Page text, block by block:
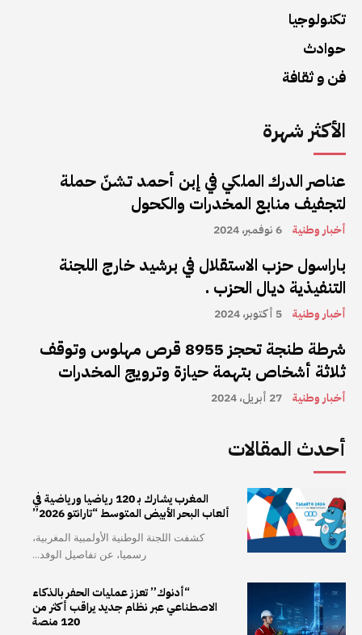
تكنولوجيا
حوادث
فن و ثقافة
الأكثر شهرة
عناصر الدرك الملكي في إبن أحمد تشنّ حملة
لتجفيف منابع المخدرات والكحول
أخبار وطنية 6 نوفمبر، 2024
باراسول حزب الاستقلال في برشيد خارج اللجنة
التنفيذية ديال الحزب .
أخبار وطنية 5 أكتوبر، 2024
شرطة طنجة تحجز 8955 قرص مهلوس وتوقف
ثلاثة أشخاص بتهمة حيازة وترويج المخدرات
أخبار وطنية 27 أبريل، 2024
أحدث المقالات
المغرب يشارك بـ 120 رياضيا ورياضية في
ألعاب البحر الأبيض المتوسط “تارانتو 2026”
كشفت اللجنة الوطنية الأولمبية المغربية،
رسميا، عن تفاصيل الوفد...
“أدنوك” تعزز عمليات الحفر بالذكاء
الاصطناعي عبر نظام جديد يراقب أكثر من
120 منصة